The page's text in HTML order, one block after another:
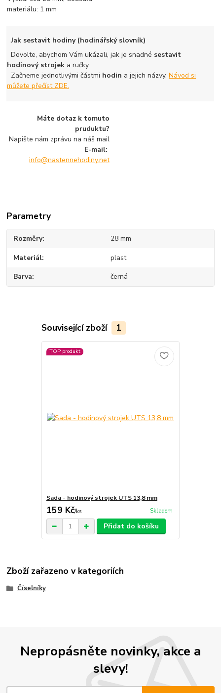
materiálu: 1 mm
Jak sestavit hodiny (hodinářský slovník)
Dovolte, abychom Vám ukázali, jak je snadné sestavit
hodinový strojek a ručky.
Začneme jednotlivými částmi hodin a jejich názvy.Návod si
můžete přečíst ZDE.
Máte dotaz k tomuto
pruduktu?
Napište nám zprávu na náš mail
E-mail:
info@nastennehodiny.net
Parametry
Rozměry 28 mm
Materiál plast
Barva černá
Související zboží 1
TOP produkt
Sada - hodinový strojek UTS 13,8 mm
159 Kč/ks Skladem
Přidat do košíku
Zboží zařazeno v kategoriích
Číselníky
Nepropásněte novinky, akce a
slevy!